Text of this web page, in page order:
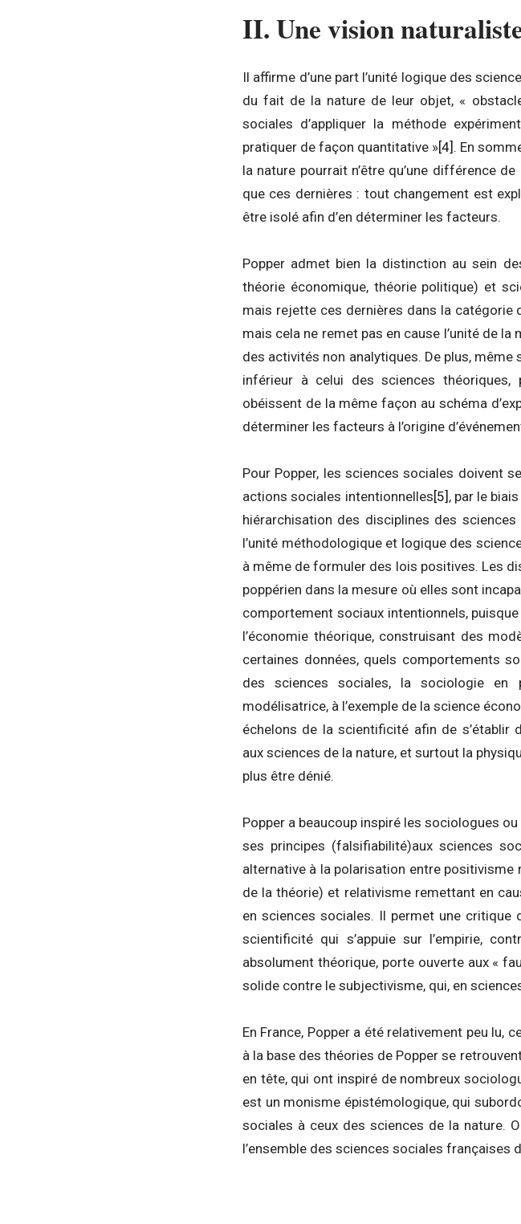
II. Une vision
Il affirme d’une part l’unité logique des
du fait de la nature de leur objet, «
sociales d’appliquer la méthode
pratiquer de façon quantitative »[4] . En
la nature pourrait n’être qu’une différence
que ces dernières : tout changement est
être isolé afin d’en déterminer les facteurs.
Popper admet bien la distinction au sein
théorie économique, théorie politique) et
mais rejette ces dernières dans la catégorie
mais cela ne remet pas en cause l’unité de
des activités non analytiques. De plus,
inférieur à celui des sciences théoriques,
obéissent de la même façon au schéma
déterminer les facteurs à l’origine
Pour Popper, les sciences sociales doivent
actions sociales intentionnelles[5] , par le
hiérarchisation des disciplines des
l’unité méthodologique et logique des
à même de formuler des lois positives. Les
poppérien dans la mesure où elles sont
comportement sociaux intentionnels,
l’économie théorique, construisant des
certaines données, quels comportements
des sciences sociales, la sociologie en
modélisatrice, à l’exemple de la science
échelons de la scientificité afin de
aux sciences de la nature, et surtout la
plus être dénié.
Popper a beaucoup inspiré les sociologues
ses principes (falsifiabilité)aux sciences
alternative à la polarisation entre
de la théorie) et relativisme remettant en
en sciences sociales. Il permet une critique
scientificité qui s’appuie sur l’empirie,
absolument théorique, porte ouverte aux «
solide contre le subjectivisme, qui, en
En France, Popper a été relativement peu lu,
à la base des théories de Popper se
en tête, qui ont inspiré de nombreux
est un monisme épistémologique, qui
sociales à ceux des sciences de la nature.
l’ensemble des sciences sociales françaises